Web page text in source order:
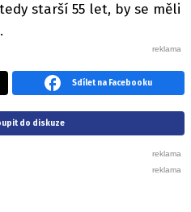
starší 55 let, by se měli
Sdílet na Facebooku
do diskuze